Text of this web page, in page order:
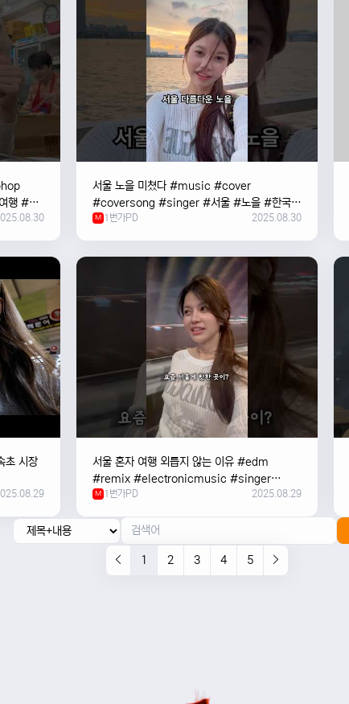
행 #베
서울 노을 미쳤다 #music #cover
#coversong #singer #서울 #노을 #한국
#한강
M 1번가PD 2025.08.30
초 시장
서울 혼자 여행 외릅지 않는 이유 #edm
#remix #electronicmusic #singer
#newmusic #music #여행 #trending
M 1번가PD 2025.08.29
1 2 3 4 5